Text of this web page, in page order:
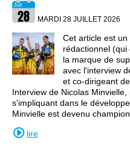
MARDI 28 JUILLET 2026
Cet article est
rédactionnel
la marque de
avec l'interview
et co-dirigeant
Interview de Nicolas
s'impliquant dans le
Minvielle est devenu
lire